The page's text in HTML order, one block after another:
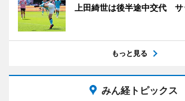
上田綺世は後半途中交代
もっと見る
みん経トピックス